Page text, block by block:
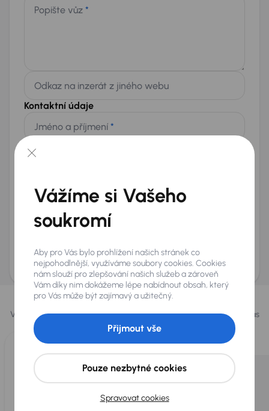
Popište vůz *
Odkaz na inzerát z jiného webu
Kontaktní údaje
Jméno a příjmení *
Přeji si dostávat informace o atraktivních slevových
nabídkách
AURES Holdings a.s., se sídlem Dopraváků 874/15, Čimice, 184 00 Praha 8 bude
uchovávat a zpracovávat vaše osobní údaje v souladu se zásadami ochrany a
zpracováníosobních údajů.
Vybrali jsme pro vás
Vybíráme pro vás tynejlepší vozyz naší nabídky. Každý den pro vás
vykoupíme až 400 vozů
Vážíme si Vašeho
soukromí
Aby pro Vás bylo prohlížení našich stránek co
nejpohodlnější, využíváme soubory cookies. Cookies
nám slouží pro zlepšování našich služeb a zároveň
Vám díky nim dokážeme lépe nabídnout obsah, který
pro Vás může být zajímavý a užitečný.
Spravovat cookies
Pouze nezbytné cookies
Přijmout vše